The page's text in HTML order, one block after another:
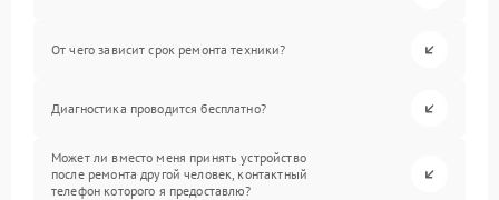
От чего зависит срок ремонта техники?
Диагностика проводится бесплатно?
Может ли вместо меня принять устройство
после ремонта другой человек, контактный
телефон которого я предоставлю?